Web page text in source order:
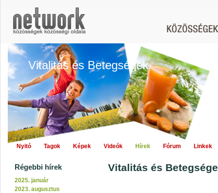
Vitalitás és Betegségek
Nyitó Tagok Képek Videók Hírek Fórum Linkek
Régebbi hírek
2025. január
2023. augusztus
Vitalitás és